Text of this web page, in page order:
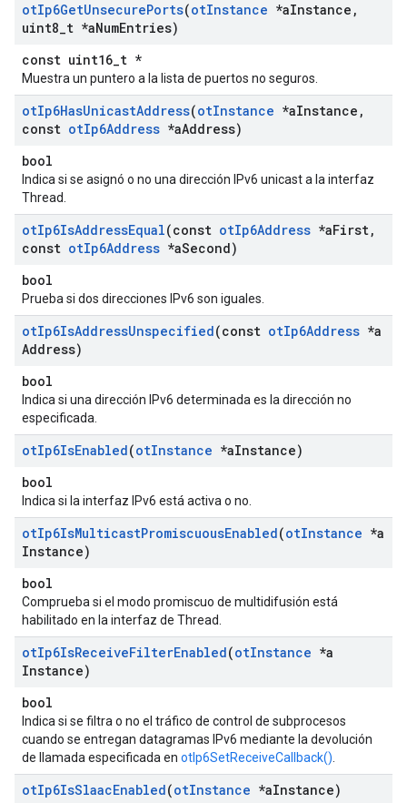
otIp6GetUnsecurePorts(otInstance *aInstance ,
uint8 t *aNumEntries)
const uint16_t *
Muestra un puntero a la lista de puertos no seguros.
otIp6HasUnicastAddress(otInstance *aInstance ,
const otIp6Address *aAddress)
bool
Indica si se asignó o no una dirección IPv6 unicast a la interfaz
Thread.
otIp6IsAddressEqual(const otIp6Address *aFirst,
const otIp6Address *aSecond)
bool
Prueba si dos direcciones IPv6 son iguales.
otIp6IsAddressUnspecified(const otIp6Address *a
Address)
bool
Indica si una dirección IPv6 determinada es la dirección no
especificada.
otIp6IsEnabled(otInstance *aInstance)
bool
Indica si la interfaz IPv6 está activa o no.
otIp6IsMulticastPromiscuousEnabled(otInstance *a
Instance)
bool
Comprueba si el modo promiscuo de multidifusión está
habilitado en la interfaz de Thread.
otIp6IsReceiveFilterEnabled(otInstance *a
Instance)
bool
Indica si se filtra o no el tráfico de control de subprocesos
cuando se entregan datagramas IPv6 mediante la devolución
de llamada especificada en otIp6SetReceiveCallback()
otIp6IsSlaacEnabled(otInstance *aInstance)